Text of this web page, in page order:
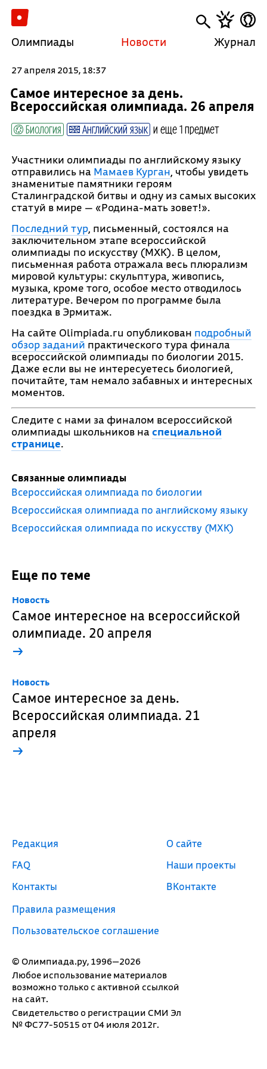
Олимпиады Новости Журнал
27 апреля 2015, 18:37
Самое интересное за день.
Всероссийская олимпиада. 26 апреля
Биология Английский язык и еще 1 предмет
Участники олимпиады по английскому языку
отправились на Мамаев Курган, чтобы увидеть
знаменитые памятники героям
Сталинградской битвы и одну из самых высоких
статуй в мире — «Родина-мать зовет!».
Последний тур, письменный, состоялся на
заключительном этапе всероссийской
олимпиады по искусству (МХК). В целом,
письменная работа отражала весь плюрализм
мировой культуры: скульптура, живопись,
музыка, кроме того, особое место отводилось
литературе. Вечером по программе была
поездка в Эрмитаж.
На сайте Olimpiada.ru опубликован подробный
обзор заданий практического тура финала
всероссийской олимпиады по биологии 2015.
Даже если вы не интересуетесь биологией,
почитайте, там немало забавных и интересных
моментов.
Следите с нами за финалом всероссийской
олимпиады школьников на специальной
странице.
Связанные олимпиады
Всероссийская олимпиада по биологии
Всероссийская олимпиада по английскому языку
Всероссийская олимпиада по искусству (МХК)
Еще по теме
Новость
Самое интересное на всероссийской
олимпиаде. 20 апреля
→
Новость
Самое интересное за день.
Всероссийская олимпиада. 21
апреля
→
© Олимпиада.ру, 1996—2026
Любое использование материалов
возможно только с активной ссылкой
на сайт.
Свидетельство о регистрации СМИ Эл
№ ФС77-50515 от 04 июля 2012г.
Редакция
FAQ
Контакты
Правила размещения
Пользовательское соглашение
О сайте
Наши проекты
ВКонтакте